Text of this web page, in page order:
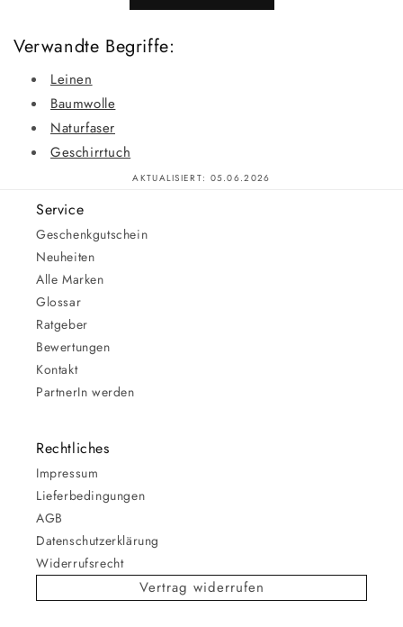
Verwandte Begriffe:
Leinen
Baumwolle
Naturfaser
Geschirrtuch
AKTUALISIERT: 05.06.2026
Service
Geschenkgutschein
Neuheiten
Alle Marken
Glossar
Ratgeber
Bewertungen
Kontakt
PartnerIn werden
Rechtliches
Impressum
Lieferbedingungen
AGB
Datenschutzerklärung
Widerrufsrecht
Vertrag widerrufen